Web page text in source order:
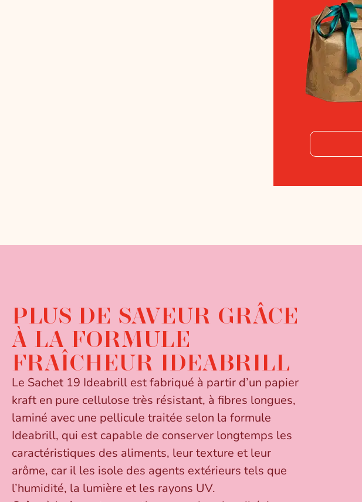
PLUS DE SAVEUR GRÂCE
À LA FORMULE
FRAÎCHEUR IDEABRILL
Le Sachet 19 Ideabrill est fabriqué à partir d’un papier
kraft en pure cellulose très résistant, à fibres longues,
laminé avec une pellicule traitée selon la formule
Ideabrill, qui est capable de conserver longtemps les
caractéristiques des aliments, leur texture et leur
arôme, car il les isole des agents extérieurs tels que
l’humidité, la lumière et les rayons UV.